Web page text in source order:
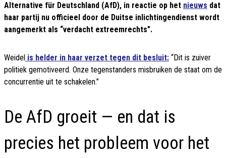
Alternative für Deutschland (AfD), in reactie op het nieuws dat
haar partij nu officieel door de Duitse inlichtingendienst wordt
aangemerkt als “verdacht extreemrechts”.
Weidel is helder in haar verzet tegen dit besluit: “Dit is zuiver
politiek gemotiveerd. Onze tegenstanders misbruiken de staat om de
concurrentie uit te schakelen.”
De AfD groeit — en dat is
precies het probleem voor het